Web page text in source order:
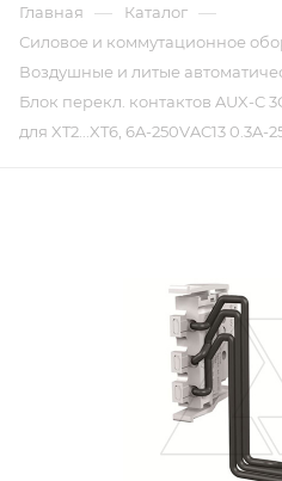
Главная — Каталог —
Силовое и коммутационное
Воздушные и литые
Блок перекл. контактов AUX-C
для XT2...XT6, 6A-250VAC13